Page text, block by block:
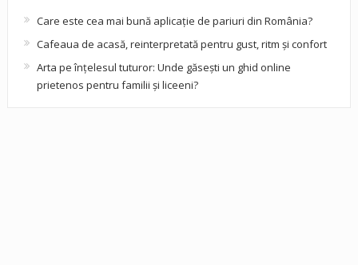
Care este cea mai bună aplicație de pariuri din România?
Cafeaua de acasă, reinterpretată pentru gust, ritm și confort
Arta pe înțelesul tuturor: Unde găsești un ghid online
prietenos pentru familii și liceeni?